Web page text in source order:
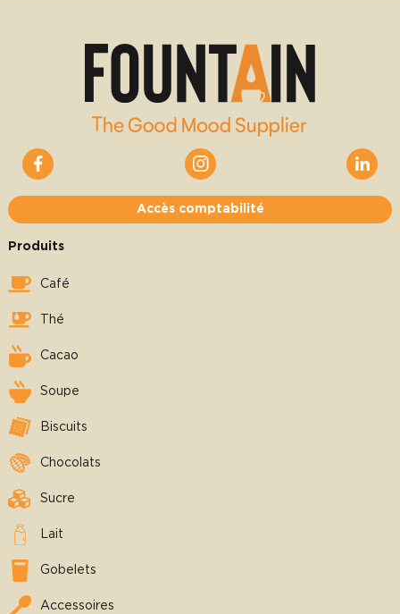
Accès comptabilité
Produits
Café
Thé
Cacao
Soupe
Biscuits
Chocolats
Sucre
Lait
Gobelets
Accessoires